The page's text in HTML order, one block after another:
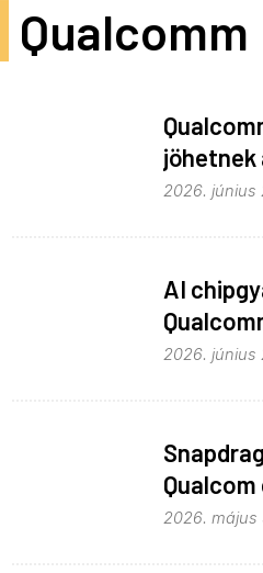
Qualcomm
jöhetnek
6G-s
2026. június
AI
2026. június
2026. május